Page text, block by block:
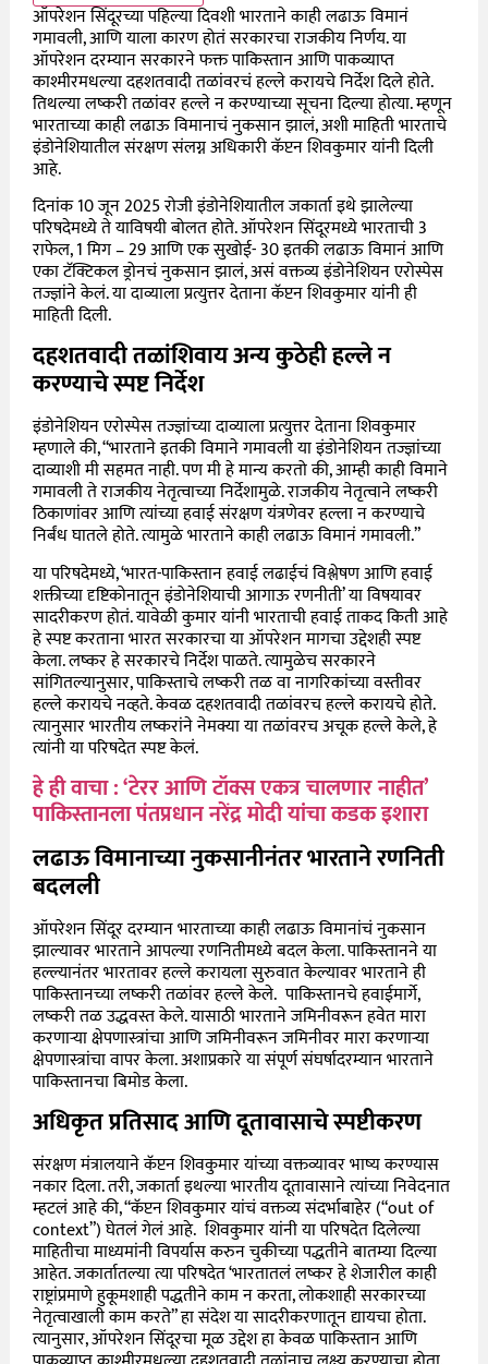
ऑपरेशन सिंदूरच्या पहिल्या दिवशी भारताने काही लढाऊ विमानं
गमावली, आणि याला कारण होतं सरकारचा राजकीय निर्णय. या
ऑपरेशन दरम्यान सरकारने फक्त पाकिस्तान आणि पाकव्याप्त
काश्मीरमधल्या दहशतवादी तळांवरचं हल्ले करायचे निर्देश दिले होते.
तिथल्या लष्करी तळांवर हल्ले न करण्याच्या सूचना दिल्या होत्या. म्हणून
भारताच्या काही लढाऊ विमानाचं नुकसान झालं, अशी माहितीभारताचे
इंडोनेशियातील संरक्षण संलग्न अधिकारी कॅप्टन शिवकुमार यांनी दिली
आहे.
दिनांक 10 जून 2025 रोजी इंडोनेशियातील जकार्ता इथे झालेल्या
परिषदेमध्ये ते याविषयी बोलत होते. ऑपरेशन सिंदूरमध्ये भारताची 3
राफेल, 1 मिग – 29 आणि एक सुखोई- 30 इतकी लढाऊ विमानं आणि
एका टॅक्टिकल ड्रोनचं नुकसान झालं, असं वक्तव्यइंडोनेशियन एरोस्पेस
तज्ज्ञांने केलं. या दाव्याला प्रत्युत्तर देतानाकॅप्टन शिवकुमार यांनी ही
माहिती दिली.
दहशतवादी तळांशिवाय अन्य कुठेही हल्ले न
करण्याचे स्पष्ट निर्देश
इंडोनेशियन एरोस्पेस तज्ज्ञांच्या दाव्याला प्रत्युत्तर देताना शिवकुमार
म्हणाले की, “भारताने इतकी विमाने गमावली या इंडोनेशियन तज्ज्ञांच्या
दाव्याशी मी सहमत नाही. पण मी हे मान्य करतो की, आम्ही काही विमाने
गमावली ते राजकीय नेतृत्वाच्या निर्देशामुळे. राजकीय नेतृत्वाने लष्करी
ठिकाणांवर आणि त्यांच्या हवाई संरक्षण यंत्रणेवर हल्ला न करण्याचे
निर्बंध घातले होते. त्यामुळे भारताने काही लढाऊ विमानं गमावली.”
या परिषदेमध्ये, ‘भारत-पाकिस्तान हवाई लढाईचं विश्लेषण आणि हवाई
शक्तीच्या दृष्टिकोनातून इंडोनेशियाची आगाऊ रणनीती’ या विषयावर
सादरीकरण होतं. यावेळी कुमार यांनी भारताची हवाई ताकद किती आहे
हे स्पष्ट करताना भारत सरकारचा या ऑपरेशन मागचा उद्देशही स्पष्ट
केला. लष्कर हे सरकारचे निर्देश पाळते. त्यामुळेच सरकारने
सांगितल्यानुसार, पाकिस्ताचे लष्करी तळ वा नागरिकांच्या वस्तीवर
हल्ले करायचे नव्हते. केवळ दहशतवादी तळांवरच हल्ले करायचे होते.
त्यानुसार भारतीय लष्करांने नेमक्या या तळांवरच अचूक हल्ले केले, हे
त्यांनी या परिषदेत स्पष्ट केलं.
हे ही वाचा : ‘टेरर आणि टॉक्स एकत्र चालणार नाहीत’
पाकिस्तानला पंतप्रधान नरेंद्र मोदी यांचा कडक इशारा
लढाऊ विमानाच्या नुकसानीनंतर भारताने रणनिती
बदलली
ऑपरेशन सिंदूर दरम्यान भारताच्या काही लढाऊ विमानांचं नुकसान
झाल्यावर भारताने आपल्या रणनितीमध्ये बदल केला. पाकिस्तानने या
हल्ल्यानंतर भारतावर हल्ले करायला सुरुवात केल्यावर भारताने ही
पाकिस्तानच्या लष्करी तळांवर हल्ले केले. पाकिस्तानचे हवाईमार्गे,
लष्करी तळ उद्धवस्त केले. यासाठी भारताने जमिनीवरून हवेत मारा
करणाऱ्या क्षेपणास्त्रांचा आणि जमिनीवरून जमिनीवर मारा करणाऱ्या
क्षेपणास्त्रांचा वापर केला. अशाप्रकारे या संपूर्ण संघर्षादरम्यान भारताने
पाकिस्तानचा बिमोड केला.
अधिकृत प्रतिसाद आणि दूतावासाचे स्पष्टीकरण
संरक्षण मंत्रालयाने कॅप्टन शिवकुमार यांच्या वक्तव्यावर भाष्य करण्यास
नकार दिला. तरी, जकार्ता इथल्या भारतीय दूतावासाने त्यांच्या निवेदनात
म्हटलं आहे की, “कॅप्टन शिवकुमार यांचं वक्तव्य संदर्भाबाहेर (“out of
context”) घेतलं गेलं आहे. शिवकुमार यांनी या परिषदेत दिलेल्या
माहितीचा माध्यमांनी विपर्यास करुन चुकीच्या पद्धतीने बातम्या दिल्या
आहेत. जकार्तातल्या त्या परिषदेत ‘भारतातलं लष्कर हे शेजारील काही
राष्ट्रांप्रमाणे हुकूमशाही पद्धतीने काम न करता, लोकशाही सरकारच्या
नेतृत्वाखाली काम करते” हा संदेश या सादरीकरणातून द्यायचा होता.
त्यानुसार, ऑपरेशन सिंदूरचा मूळ उद्देश हा केवळ पाकिस्तान आणि